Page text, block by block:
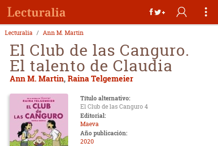
Lecturalia Ann M. Martin
El Club de las Canguro.
El talento de Claudia
Ann M. Martin, Raina Telgemeier
Título alternativo:
El Club de las Canguro 4
Editorial:
Maeva
Año publicación:
2020